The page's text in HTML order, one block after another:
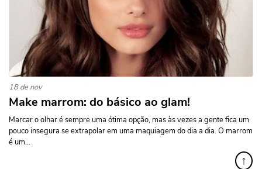
18 de nov
Make marrom: do básico ao glam!
Marcar o olhar é sempre uma ótima opção, mas às vezes a gente fica um
pouco insegura se extrapolar em uma maquiagem do dia a dia. O marrom
é um...
↑